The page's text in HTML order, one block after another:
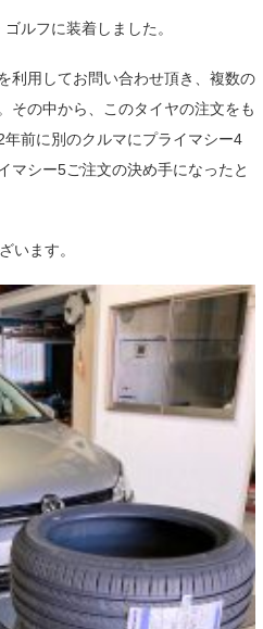
ルフに装着しました。
利用してお問い合わせ頂き、複数の
その中から、このタイヤの注文をも
前に別のクルマにプライマシー4
マシー5ご注文の決め手になったと
います。